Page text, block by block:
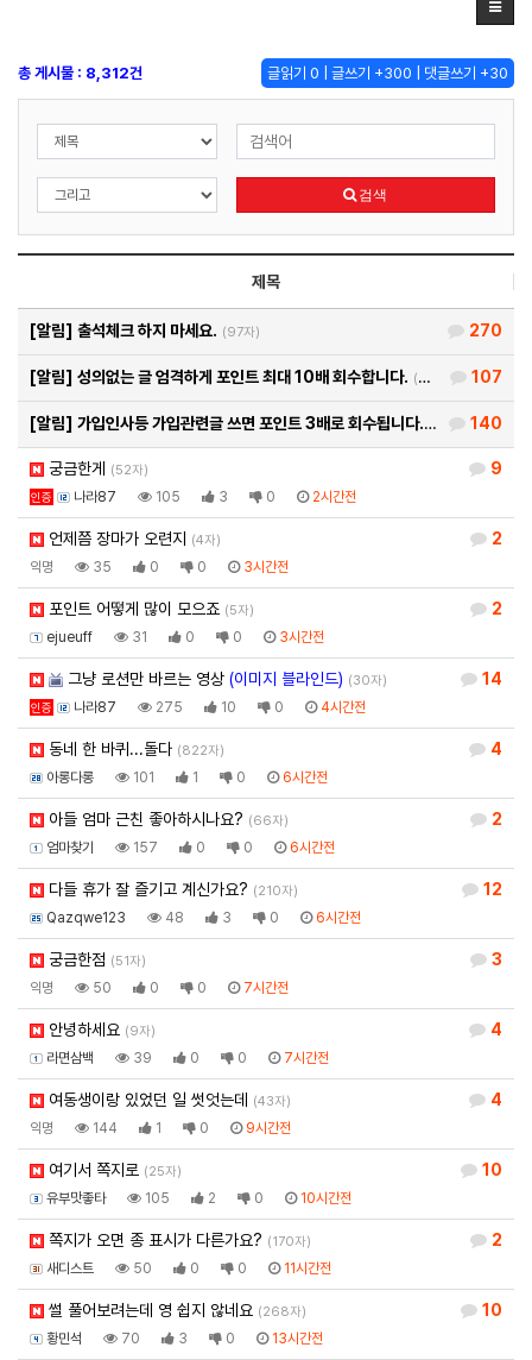
글읽기 0 | 글쓰기 +300 | 댓글쓰기 +30
총 게시물 : 8,312건
검색
제목
270
[알림] 출석체크 하지 마세요. (97자)
107
[알림] 성의없는 글 엄격하게 포인트 최대 10배 회수합니다. (26자)
140
[알림] 가입인사등 가입관련글 쓰면 포인트 3배로 회수됩니다. (93자)
9
궁금한게 (52자)
인증 나라87 105 3 0 2시간전
2
언제쯤 장마가 오련지 (4자)
익명 35 0 0 3시간전
2
포인트 어떻게 많이 모으죠 (5자)
ejueuff 31 0 0 3시간전
14
그냥 로션만 바르는 영상 (이미지 블라인드) (30자)
인증 나라87 275 10 0 4시간전
4
동네 한 바퀴...돌다 (822자)
아롱다롱 101 1 0 6시간전
2
아들 엄마 근친 좋아하시나요? (66자)
엄마찾기 157 0 0 6시간전
12
다들 휴가 잘 즐기고 계신가요? (210자)
Qazqwe123 48 3 0 6시간전
3
궁금한점 (51자)
익명 50 0 0 7시간전
4
안녕하세요 (9자)
라면삼백 39 0 0 7시간전
4
여동생이랑 있었던 일 썻엇는데 (43자)
익명 144 1 0 9시간전
10
여기서 쪽지로 (25자)
유부맛좋타 105 2 0 10시간전
2
쪽지가 오면 종 표시가 다른가요? (170자)
새디스트 50 0 0 11시간전
10
썰 풀어보려는데 영 쉽지 않네요 (268자)
황민석 70 3 0 13시간전